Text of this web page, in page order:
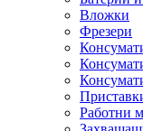
Вложки
Фрезери
Работни